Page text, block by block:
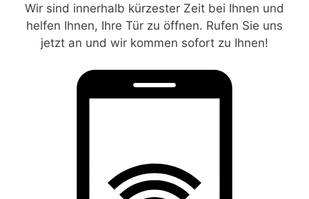
Wir sind innerhalb kürzester Zeit bei Ihnen und
helfen Ihnen, Ihre Tür zu öffnen. Rufen Sie uns
jetzt an und wir kommen sofort zu Ihnen!